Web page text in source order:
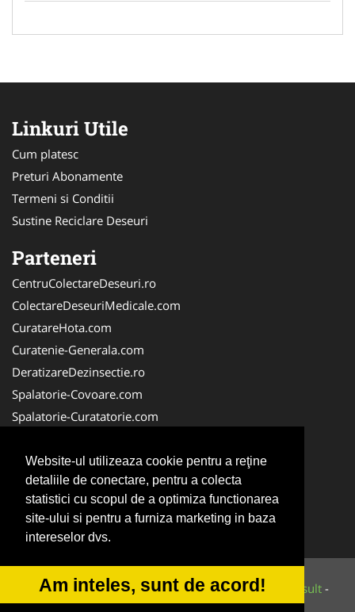
Website-ul utilizeaza cookie pentru a reţine
detaliile de conectare, pentru a colecta
statistici cu scopul de a optimiza functionarea
site-ului si pentru a furniza marketing in baza
intereselor dvs.
Am inteles, sunt de acord!
Linkuri Utile
Cum platesc
Preturi Abonamente
Termeni si Conditii
Sustine Reciclare Deseuri
Parteneri
CentruColectareDeseuri.ro
ColectareDeseuriMedicale.com
CuratareHota.com
Curatenie-Generala.com
DeratizareDezinsectie.ro
Spalatorie-Covoare.com
Spalatorie-Curatatorie.com
FirmaDeratizare.ro
Service-Reparatii.com
Servicii-DDD.com
ServiciiAlpinism.ro
© 2014-2026 Powered byVilonMedia&Tokaido Consult -
ANPC SOL